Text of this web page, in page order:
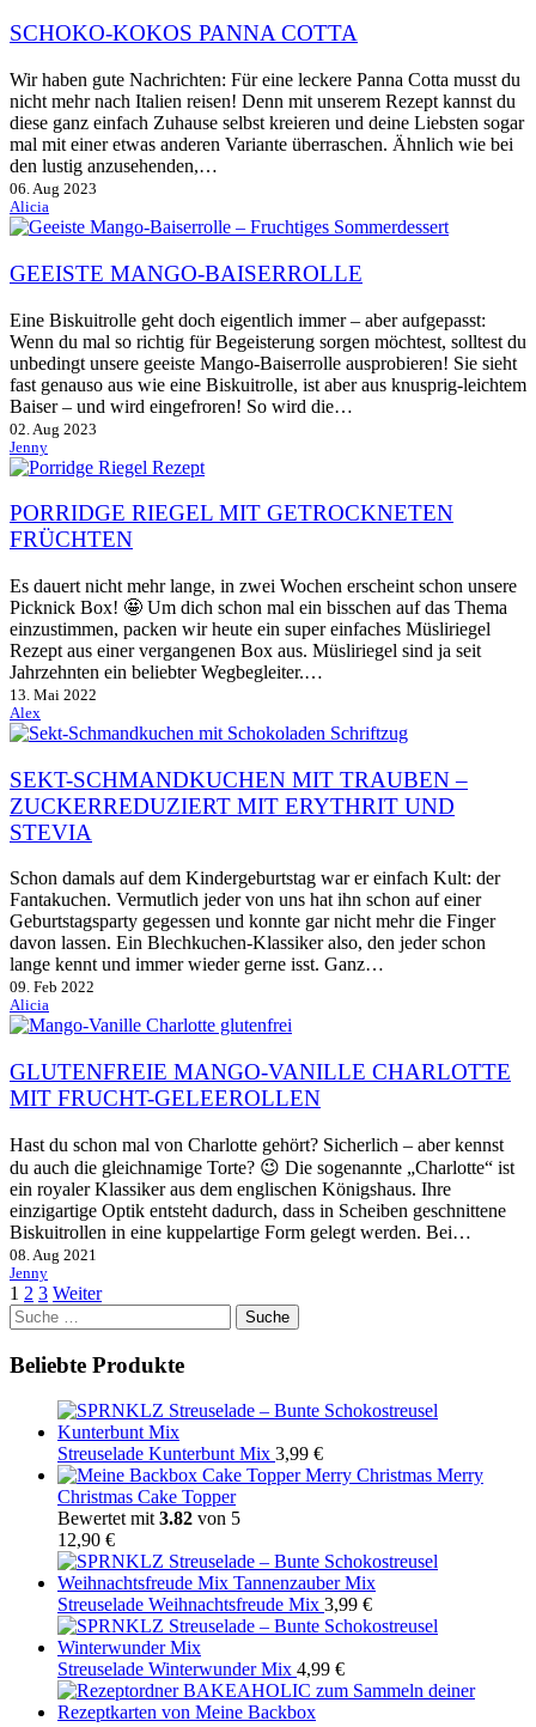
SCHOKO-KOKOS PANNA COTTA
Wir haben gute Nachrichten: Für eine leckere Panna Cotta musst du
nicht mehr nach Italien reisen! Denn mit unserem Rezept kannst du
diese ganz einfach Zuhause selbst kreieren und deine Liebsten sogar
mal mit einer etwas anderen Variante überraschen. Ähnlich wie bei
den lustig anzusehenden,…
06. Aug 2023
Alicia
GEEISTE MANGO-BAISERROLLE
Eine Biskuitrolle geht doch eigentlich immer – aber aufgepasst:
Wenn du mal so richtig für Begeisterung sorgen möchtest, solltest du
unbedingt unsere geeiste Mango-Baiserrolle ausprobieren! Sie sieht
fast genauso aus wie eine Biskuitrolle, ist aber aus knusprig-leichtem
Baiser – und wird eingefroren! So wird die…
02. Aug 2023
Jenny
PORRIDGE RIEGEL MIT GETROCKNETEN
FRÜCHTEN
Es dauert nicht mehr lange, in zwei Wochen erscheint schon unsere
Picknick Box! 🤩 Um dich schon mal ein bisschen auf das Thema
einzustimmen, packen wir heute ein super einfaches Müsliriegel
Rezept aus einer vergangenen Box aus. Müsliriegel sind ja seit
Jahrzehnten ein beliebter Wegbegleiter.…
13. Mai 2022
Alex
SEKT-SCHMANDKUCHEN MIT TRAUBEN –
ZUCKERREDUZIERT MIT ERYTHRIT UND
STEVIA
Schon damals auf dem Kindergeburtstag war er einfach Kult: der
Fantakuchen. Vermutlich jeder von uns hat ihn schon auf einer
Geburtstagsparty gegessen und konnte gar nicht mehr die Finger
davon lassen. Ein Blechkuchen-Klassiker also, den jeder schon
lange kennt und immer wieder gerne isst. Ganz…
09. Feb 2022
Alicia
GLUTENFREIE MANGO-VANILLE CHARLOTTE
MIT FRUCHT-GELEEROLLEN
Hast du schon mal von Charlotte gehört? Sicherlich – aber kennst
du auch die gleichnamige Torte? 😉 Die sogenannte „Charlotte“ ist
ein royaler Klassiker aus dem englischen Königshaus. Ihre
einzigartige Optik entsteht dadurch, dass in Scheiben geschnittene
Biskuitrollen in eine kuppelartige Form gelegt werden. Bei…
08. Aug 2021
Jenny
1 2 3 Weiter
Suche
nach:
Beliebte Produkte
Streuselade Kunterbunt Mix 3,99 €
Merry
Christmas Cake Topper
Bewertet mit 3.82 von 5
12,90 €
Streuselade Weihnachtsfreude Mix 3,99 €
Streuselade Winterwunder Mix 4,99 €